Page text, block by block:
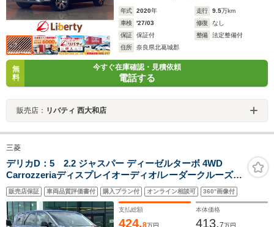
年式 2020年 走行 9.5万km
車検
'27/03 修復
なし
保証
保証付 整備
法定整備付
住所
奈良県北葛城郡
無
料
今すぐ在庫確認・見積依頼
電話する
販売店： リバティ 西大和店
三菱
デリカD：5 2.2 ジャスパー ディーゼルターボ 4WD
Carrozzeriaディスプレイオーディオ/レーダークルーズコ
ントロール/全方位/BSM/パドルシフト/両側パワスラ/電動
リア/ハーフレザー/シートヒーター/パワーシート/ステア
リングヒーター
販売店保証 車両品質評価書付 購入プラン付 オンライン相談可 360°画像付
支払総額
424.8万円
本体価格
413.7万円